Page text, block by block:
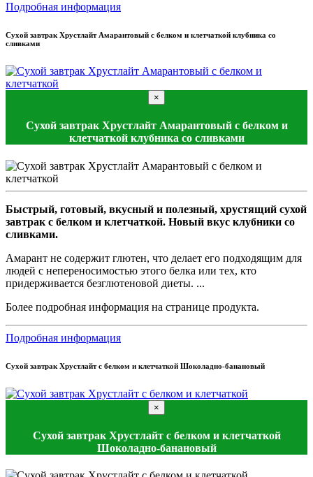
Подробная информация
Сухой завтрак Хрустлайт Амарантовый с белком и клетчаткой клубника со
сливками
×
Сухой завтрак Хрустлайт Амарантовый с белком и
клетчаткой клубника со сливками
Быстрый, готовый, вкусный и полезный, хрустящий сухой
завтрак с белком и клетчаткой. Новый вкус клубники со
сливками.
Амарант не содержит глютен, что делает его подходящим для
людей с непереносимостью этого белка или тех, кто
придерживается безглютеновой диеты. ...
Более подробная информация на странице продукта.
Подробная информация
Сухой завтрак Хрустлайт с белком и клетчаткой Шоколадно-банановый
×
Сухой завтрак Хрустлайт с белком и клетчаткой
Шоколадно-банановый